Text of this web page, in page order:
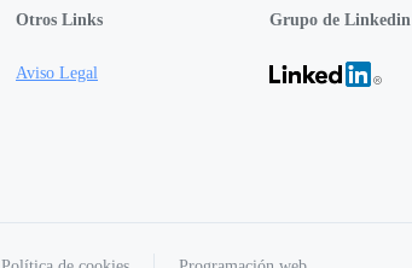
Otros Links
Aviso Legal
Grupo de Linkedin